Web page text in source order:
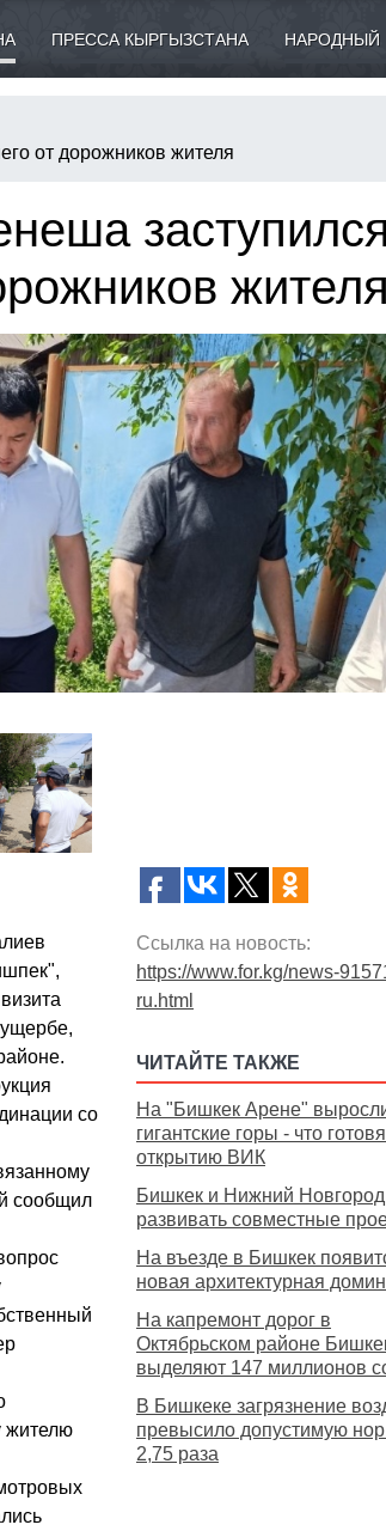
ПРЕССА КЫРГЫЗСТАНА НАРОДНЫЙ
от дорожников жителя
со
сообщил
жителю
Ссылка на новость:
https://www.for.kg/news-
ru.html
ЧИТАЙТЕ ТАКЖЕ
На "Бишкек Арене"
гигантские горы - что
открытию ВИК
Бишкек и Нижний Новгород
развивать совместные
На въезде в Бишкек
новая архитектурная
На капремонт дорог в
Октябрьском районе
выделяют 147 миллионов
В Бишкеке загрязнение
превысило допустимую
2,75 раза